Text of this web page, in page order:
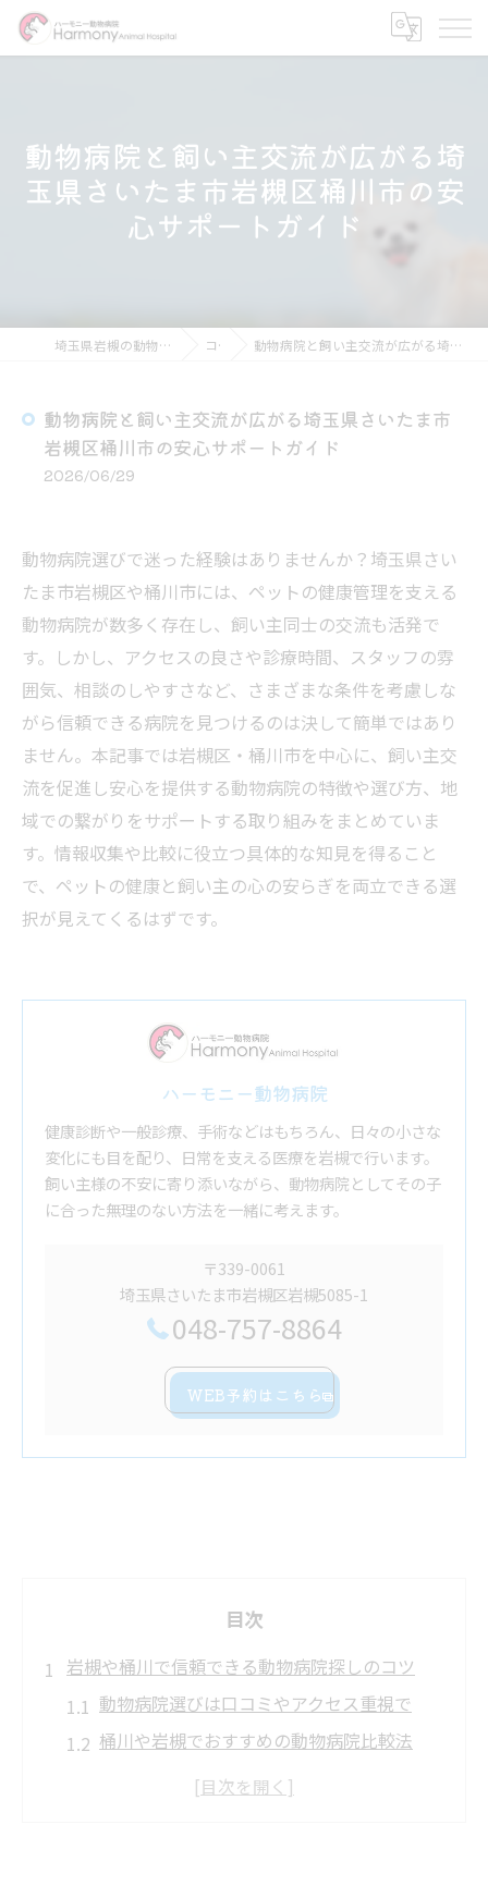
動物病院と飼い主交流が広がる埼
玉県さいたま市岩槻区桶川市の安
心サポートガイド
埼玉県岩槻の動物病院ならハーモニー動物病院 コラム 動物病院と飼い主交流が広がる埼玉県さいたま市岩槻区桶川市の安心サポートガイド
動物病院と飼い主交流が広がる埼玉県さいたま市
岩槻区桶川市の安心サポートガイド
2026/06/29
動物病院選びで迷った経験はありませんか？埼玉県さい
たま市岩槻区や桶川市には、ペットの健康管理を支える
動物病院が数多く存在し、飼い主同士の交流も活発で
す。しかし、アクセスの良さや診療時間、スタッフの雰
囲気、相談のしやすさなど、さまざまな条件を考慮しな
がら信頼できる病院を見つけるのは決して簡単ではあり
ません。本記事では岩槻区・桶川市を中心に、飼い主交
流を促進し安心を提供する動物病院の特徴や選び方、地
域での繋がりをサポートする取り組みをまとめていま
す。情報収集や比較に役立つ具体的な知見を得ること
で、ペットの健康と飼い主の心の安らぎを両立できる選
択が見えてくるはずです。
ハーモニー動物病院
健康診断や一般診療、手術などはもちろん、日々の小さな
変化にも目を配り、日常を支える医療を岩槻で行います。
飼い主様の不安に寄り添いながら、動物病院としてその子
に合った無理のない方法を一緒に考えます。
〒339-0061
埼玉県さいたま市岩槻区岩槻5085-1
048-757-8864
WEB予約はこちら
目次
岩槻や桶川で信頼できる動物病院探しのコツ
動物病院選びは口コミやアクセス重視で
桶川や岩槻でおすすめの動物病院比較法
動物病院の評判やランキング活用の注意点